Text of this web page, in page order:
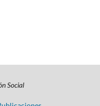
Social